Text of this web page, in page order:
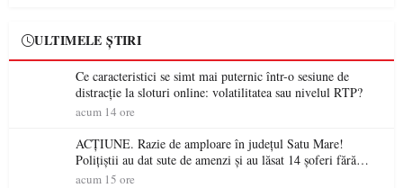
ULTIMELE ȘTIRI
Ce caracteristici se simt mai puternic într-o sesiune de
distracție la sloturi online: volatilitatea sau nivelul RTP?
acum 14 ore
ACȚIUNE. Razie de amploare în județul Satu Mare!
Polițiștii au dat sute de amenzi și au lăsat 14 șoferi fără
permis într-o singură zi
acum 15 ore